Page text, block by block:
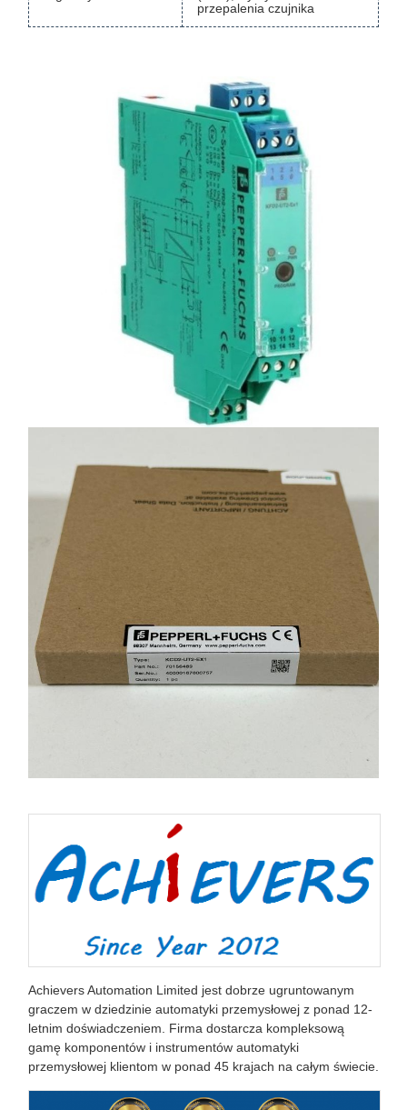
przepalenia czujnika
Achievers Automation Limited jest dobrze ugruntowanym
graczem w dziedzinie automatyki przemysłowej z ponad 12-
letnim doświadczeniem. Firma dostarcza kompleksową
gamę komponentów i instrumentów automatyki
przemysłowej klientom w ponad 45 krajach na całym świecie.